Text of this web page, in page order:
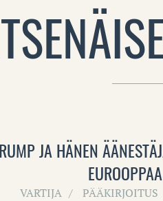
JA HÄNEN
EUROOPPAA
VARTIJA PÄÄKIRJOITUS